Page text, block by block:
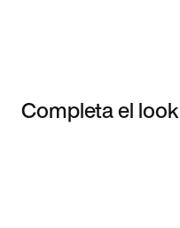
Completa el look